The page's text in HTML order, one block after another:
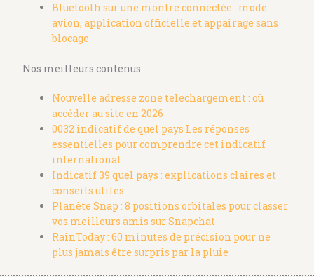
Bluetooth sur une montre connectée : mode
avion, application officielle et appairage sans
blocage
Nos meilleurs contenus
Nouvelle adresse zone telechargement : où
accéder au site en 2026
0032 indicatif de quel pays Les réponses
essentielles pour comprendre cet indicatif
international
Indicatif 39 quel pays : explications claires et
conseils utiles
Planète Snap : 8 positions orbitales pour classer
vos meilleurs amis sur Snapchat
RainToday : 60 minutes de précision pour ne
plus jamais être surpris par la pluie